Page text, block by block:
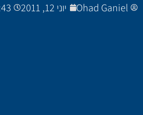
Ohad Ganiel יוני 12, 2011 pm